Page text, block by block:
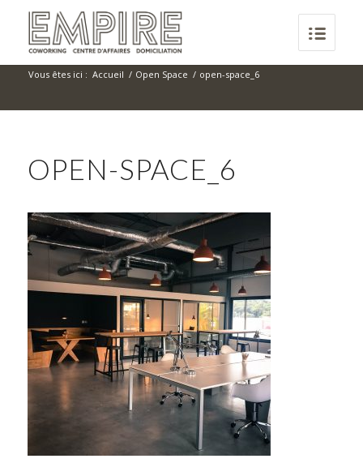
Vous êtes ici : Accueil / Open Space / open-space_6
OPEN-SPACE_6